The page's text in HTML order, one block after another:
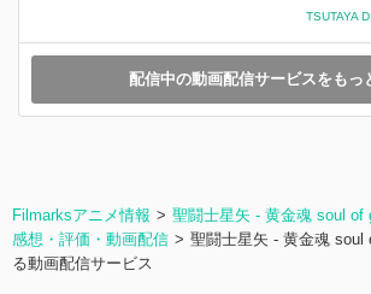
TSUTAYA
配信中の動画配信サービスをもっ
Filmarksアニメ情報
聖闘士星矢 - 黄金魂 soul of
感想・評価・動画配信
聖闘士星矢 - 黄金魂 soul
る動画配信サービス